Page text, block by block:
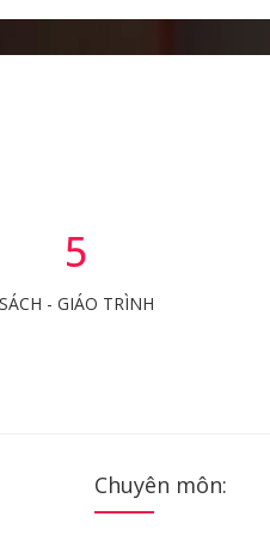
5
SÁCH - GIÁO TRÌNH
Chuyên môn: